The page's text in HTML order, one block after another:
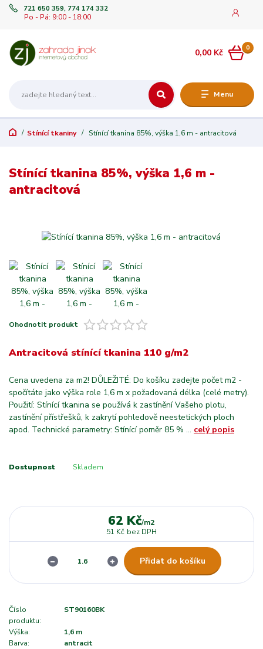
Menu
721 650 359, 774 174 332
Po - Pá: 9:00 - 18:00
0
0,00 Kč
Stínící tkaniny Stínící tkanina 85%, výška 1,6 m - antracitová
Stínící tkanina 85%, výška 1,6 m -
antracitová
Ohodnotit produkt
Antracitová stínící tkanina 110 g/m2
Cena uvedena za m2! DŮLEŽITÉ: Do košíku zadejte počet m2 -
spočítáte jako výška role 1,6 m x požadovaná délka (celé metry).
Použití: Stínící tkanina se používá k zastínění Vašeho plotu,
zastínění přístřešků, k zakrytí pohledově neestetických ploch
apod. Technické parametry: Stínící poměr 85 % ... celý popis
Dostupnost Skladem
62 Kč/m2
51 Kč bez DPH
Přidat do košíku
Číslo
produktu:
ST90160BK
Výška:
1,6 m
Barva:
antracit